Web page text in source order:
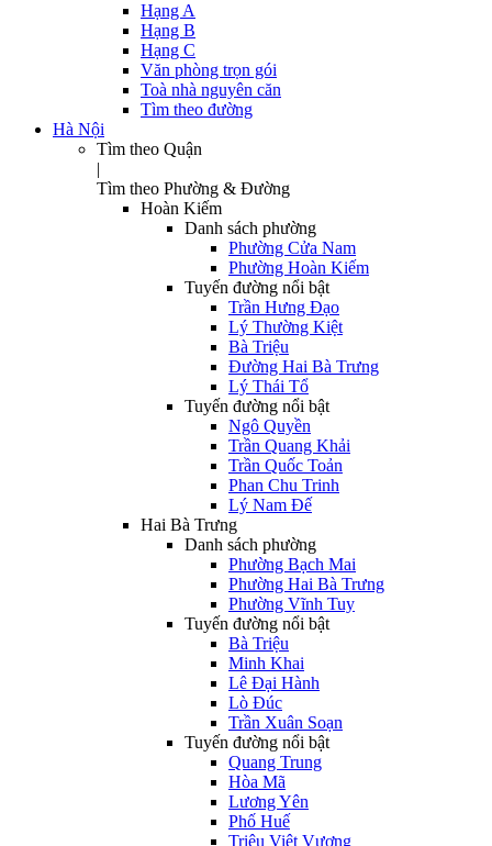
Hạng A
Hạng B
Hạng C
Văn phòng trọn gói
Toà nhà nguyên căn
Tìm theo đường
Hà Nội
Tìm theo Quận
|
Tìm theo Phường & Đường
Hoàn Kiếm
Danh sách phường
Phường Cửa Nam
Phường Hoàn Kiếm
Tuyến đường nổi bật
Trần Hưng Đạo
Lý Thường Kiệt
Bà Triệu
Đường Hai Bà Trưng
Lý Thái Tổ
Tuyến đường nổi bật
Ngô Quyền
Trần Quang Khải
Trần Quốc Toản
Phan Chu Trinh
Lý Nam Đế
Hai Bà Trưng
Danh sách phường
Phường Bạch Mai
Phường Hai Bà Trưng
Phường Vĩnh Tuy
Tuyến đường nổi bật
Bà Triệu
Minh Khai
Lê Đại Hành
Lò Đúc
Trần Xuân Soạn
Tuyến đường nổi bật
Quang Trung
Hòa Mã
Lương Yên
Phố Huế
Triệu Việt Vương